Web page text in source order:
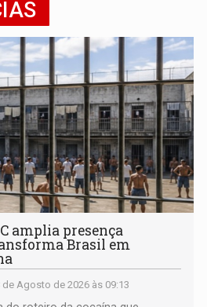
amplia presença
Brasil em
de Agosto de 2026 às 09:13